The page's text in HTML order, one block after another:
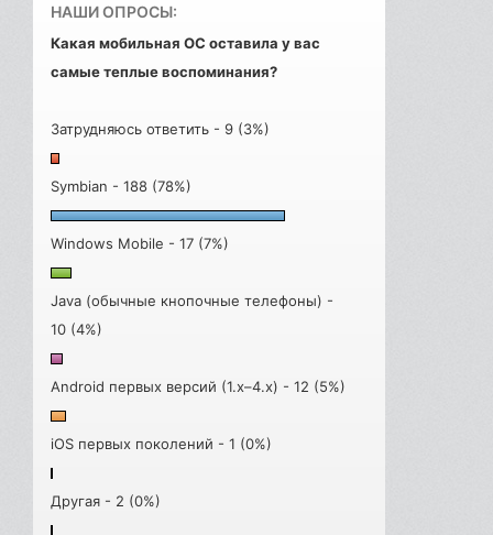
НАШИ ОПРОСЫ:
Какая мобильная ОС оставила у вас
самые теплые воспоминания?
Затрудняюсь ответить - 9 (3%)
Symbian - 188 (78%)
Windows Mobile - 17 (7%)
Java (обычные кнопочные телефоны) -
10 (4%)
Android первых версий (1.x–4.x) - 12 (5%)
iOS первых поколений - 1 (0%)
Другая - 2 (0%)